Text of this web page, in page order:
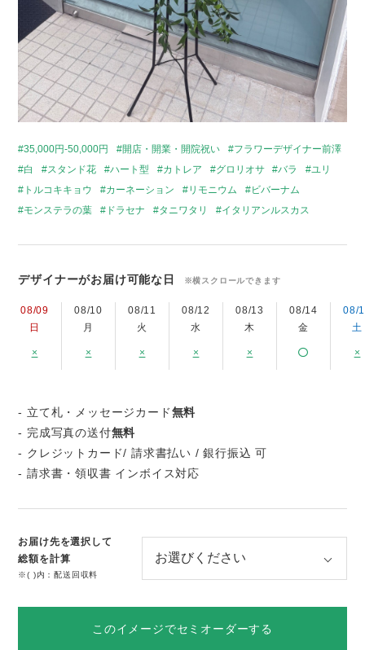
35,000円-50,000円 開店・開業・開院祝い
フラワーデザイナー前澤
白
スタンド花 ハート型 カトレア グロリオサ バラ
ユリ
トルコキキョウ
カーネーション リモニウム
ビバーナム
モンステラの葉
ドラセナ タニワタリ イタリアンルスカス
デザイナーがお届け可能な日 ※横スクロールできます
08/09
日
×
08/10
月
×
08/11
火
×
08/12
水
×
08/13
木
×
08/14
金
08/
土
×
- 立て札・メッセージカード無料
- 完成写真の送付無料
- クレジットカード/ 請求書払い / 銀行振込 可
- 請求書・領収書 インボイス対応
お届け先を選択して
総額を計算
※( )内：配送回収料
このイメージでセミオーダーする